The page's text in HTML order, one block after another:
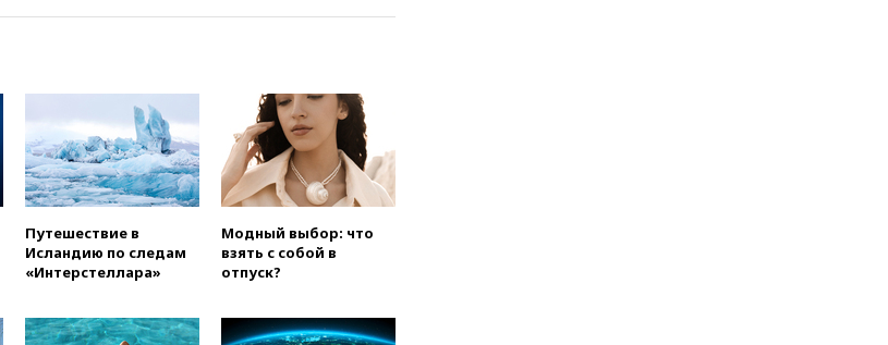
вчера, 20:44WSJ: Трамп уже
вчера, 20:12
Финляндия не
намерена передавать Украине
ракеты для Patriot
вчера, 19:42МВД намерено
сократить срок уплаты
автоштрафов для
вчера, 19:13Оборонным
оперативно нарастить
производство вооружений
Путешествие в
Исландию по следам
«Интерстеллара»
Модный выбор: что
взять с собой в
отпуск?